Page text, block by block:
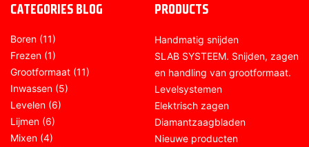
CATEGORIES BLOG
Boren (11)
Frezen (1)
Grootformaat (11)
Inwassen (5)
Levelen (6)
Lijmen (6)
Mixen (4)
PRODUCTS
Handmatig snijden
SLAB SYSTEEM. Snijden, zagen
en handling van grootformaat.
Levelsystemen
Elektrisch zagen
Diamantzaagbladen
Nieuwe producten